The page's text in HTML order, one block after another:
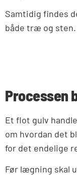
Samtidig findes
både træ og sten.
Processen
Et flot gulv
om hvordan det
for det endelige
Før lægning skal